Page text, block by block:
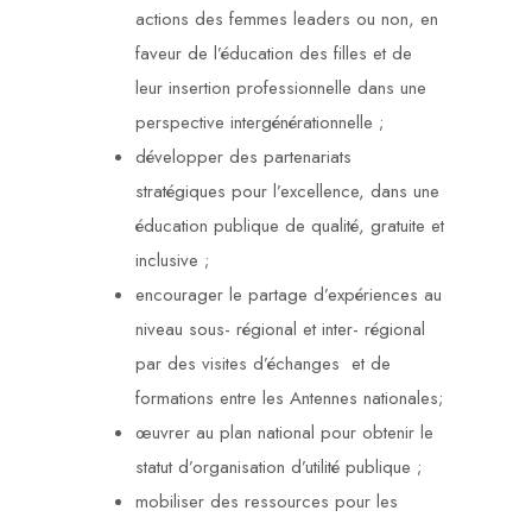
actions des femmes leaders ou non, en
faveur de l’éducation des filles et de
leur insertion professionnelle dans une
perspective intergénérationnelle ;
développer des partenariats
stratégiques pour l’excellence, dans une
éducation publique de qualité, gratuite et
inclusive ;
encourager le partage d’expériences au
niveau sous- régional et inter- régional
par des visites d’échanges et de
formations entre les Antennes nationales;
œuvrer au plan national pour obtenir le
statut d’organisation d’utilité publique ;
mobiliser des ressources pour les